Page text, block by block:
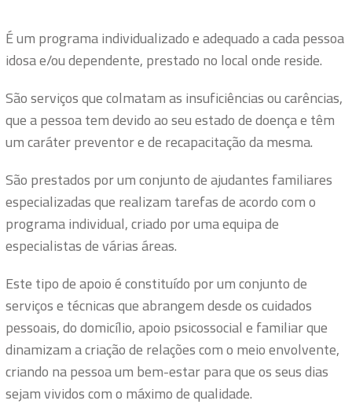
É um programa individualizado e adequado a cada pessoa
idosa e/ou dependente, prestado no local onde reside.
São serviços que colmatam as insuficiências ou carências,
que a pessoa tem devido ao seu estado de doença e têm
um caráter preventor e de recapacitação da mesma.
São prestados por um conjunto de ajudantes familiares
especializadas que realizam tarefas de acordo com o
programa individual, criado por uma equipa de
especialistas de várias áreas.
Este tipo de apoio é constituído por um conjunto de
serviços e técnicas que abrangem desde os cuidados
pessoais, do domicílio, apoio psicossocial e familiar que
dinamizam a criação de relações com o meio envolvente,
criando na pessoa um bem-estar para que os seus dias
sejam vividos com o máximo de qualidade.